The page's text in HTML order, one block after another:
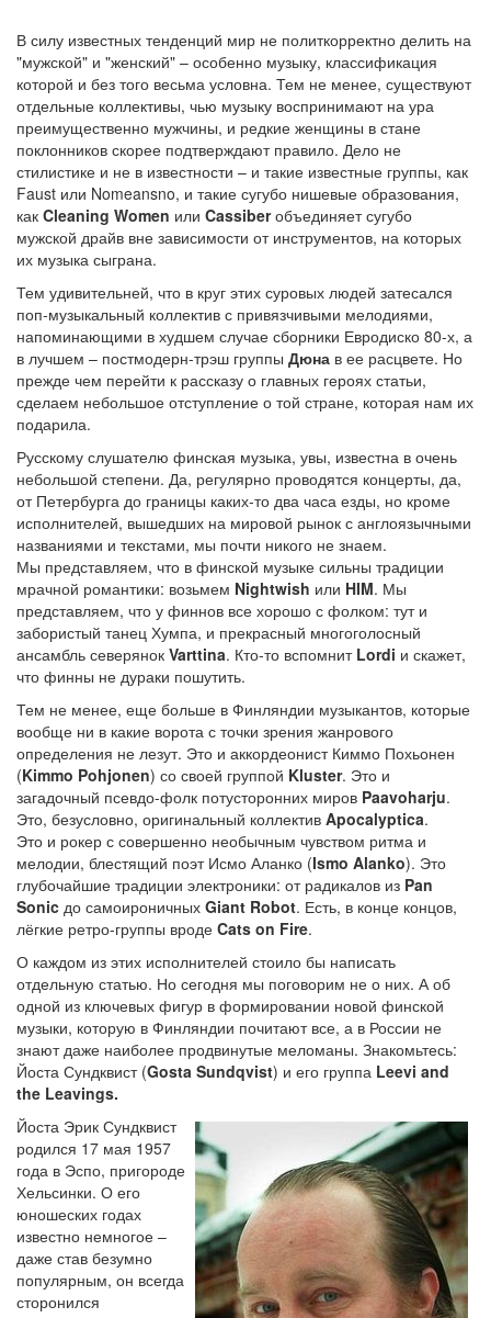
В силу известных тенденций мир не политкорректно делить на
"мужской" и "женский" – особенно музыку, классификация
которой и без того весьма условна. Тем не менее, существуют
отдельные коллективы, чью музыку воспринимают на ура
преимущественно мужчины, и редкие женщины в стане
поклонников скорее подтверждают правило. Дело не
стилистике и не в известности – и такие известные группы, как
Faust или Nomeansno, и такие сугубо нишевые образования,
как Cleaning Women или Cassiberобъединяет сугубо
мужской драйв вне зависимости от инструментов, на которых
их музыка сыграна.
Тем удивительней, что в круг этих суровых людей затесался
поп-музыкальный коллектив с привязчивыми мелодиями,
напоминающими в худшем случае сборники Евродиско 80-х, а
в лучшем – постмодерн-трэш группы Дюна в ее расцвете. Но
прежде чем перейти к рассказу о главных героях статьи,
сделаем небольшое отступление о той стране, которая нам их
подарила.
Русскому слушателю финская музыка, увы, известна в очень
небольшой степени. Да, регулярно проводятся концерты, да,
от Петербурга до границы каких-то два часа езды, но кроме
исполнителей, вышедших на мировой рынок с англоязычными
названиями и текстами, мы почти никого не знаем.
Мы представляем, что в финской музыке сильны традиции
мрачной романтики: возьмем Nightwish или HIM. Мы
представляем, что у финнов все хорошо с фолком: тут и
забористый танец Хумпа, и прекрасный многоголосный
ансамбль северянок Varttina. Кто-то вспомнит Lordi и скажет,
что финны не дураки пошутить.
Тем не менее, еще больше в Финляндии музыкантов, которые
вообще ни в какие ворота с точки зрения жанрового
определения не лезут. Это и аккордеонист Киммо Похьонен
(Kimmo Pohjonen) со своей группой Kluster. Это и
загадочный псевдо-фолк потусторонних миров Paavoharju.
Это, безусловно, оригинальный коллектив Apocalyptica.
Это и рокер с совершенно необычным чувством ритма и
мелодии, блестящий поэт Исмо Аланко (Ismo Alanko). Это
глубочайшие традиции электроники: от радикалов из Pan
Sonic до самоироничных Giant Robot. Есть, в конце концов,
лёгкие ретро-группы вроде Cats on Fire.
О каждом из этих исполнителей стоило бы написать
отдельную статью. Но сегодня мы поговорим не о них. А об
одной из ключевых фигур в формировании новой финской
музыки, которую в Финляндии почитают все, а в России не
знают даже наиболее продвинутые меломаны. Знакомьтесь:
Йоста Сундквист (Gosta Sundqvist) и его группа Leevi and
the Leavings.
Йоста Эрик Сундквист
родился 17 мая 1957
года в Эспо, пригороде
Хельсинки. О его
юношеских годах
известно немногое –
даже став безумно
популярным, он всегда
сторонился